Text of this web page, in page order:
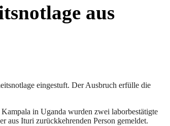
aus
eingestuft. Der Ausbruch erfülle die
in Uganda wurden zwei laborbestätigte
aus Ituri zurückkehrenden Person gemeldet.